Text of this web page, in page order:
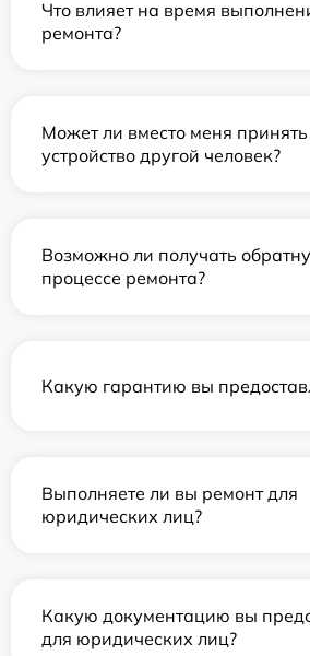
Что влияет на время
ремонта?
Может ли вместо меня принять
устройство другой человек?
Возможно ли получать
процессе ремонта?
Какую гарантию вы
Выполняете ли вы ремонт для
юридических лиц?
Какую документацию вы
для юридических лиц?